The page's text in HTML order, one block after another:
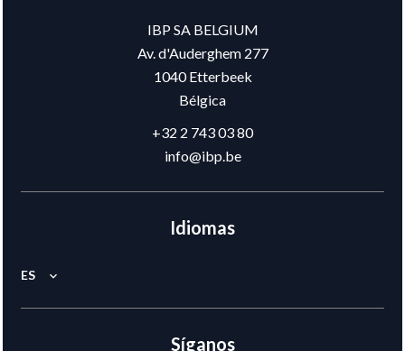
IBP SA BELGIUM
Av. d'Auderghem 277
1040Etterbeek
Bélgica
+32 2 743 03 80
info@ibp.be
Idiomas
ES
Síganos